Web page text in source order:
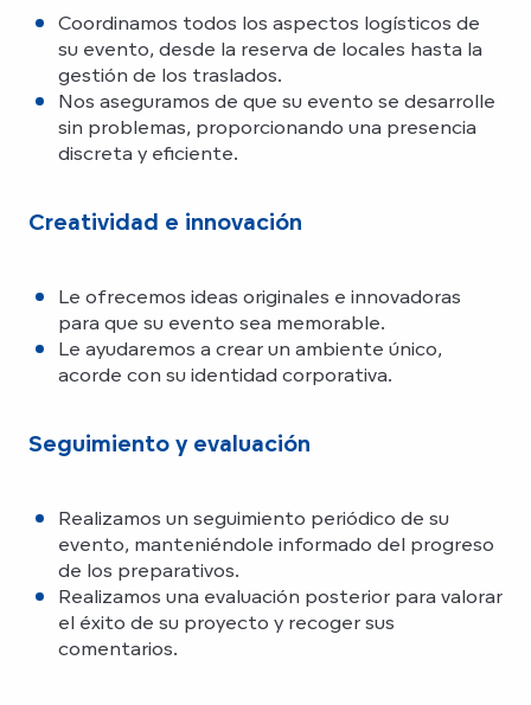
Coordinamos todos los aspectos logísticos de
su evento, desde la reserva de locales hasta la
gestión de los traslados.
Nos aseguramos de que su evento se desarrolle
sin problemas, proporcionando una presencia
discreta y eficiente.
Creatividad e innovación
Le ofrecemos ideas originales e innovadoras
para que su evento sea memorable.
Le ayudaremos a crear un ambiente único,
acorde con su identidad corporativa.
Seguimiento y evaluación
Realizamos un seguimiento periódico de su
evento, manteniéndole informado del progreso
de los preparativos.
Realizamos una evaluación posterior para valorar
el éxito de su proyecto y recoger sus
comentarios.